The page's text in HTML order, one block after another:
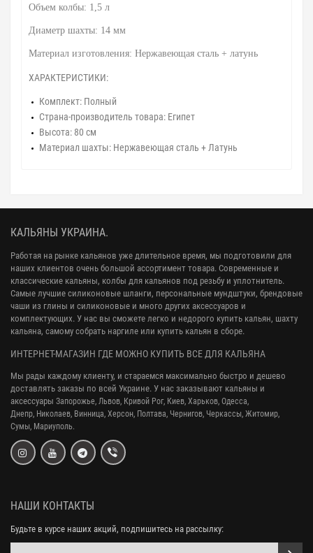
Объем колбы: 1,5 л
Диаметр шахты: 14 мм
Материал изготовления: Нержавеющая сталь + латунь
ХАРАКТЕРИСТИКИ:
Комплект: Полный
Страна-производитель товара: Египет
Высота: 80 см
Материал шахты: Нержавеющая сталь + Латунь
КАЛЬЯНЫ УКРАИНА.
Работая на рынке кальянов уже длительное время, мы подготовили для
наших клиентов очень большой ассортимент товара. Современные и
классические кальяны, колбы для кальянов под резьбу и уплотнитель.
Самые лучшие силиконовые шланги, персональные мундштуки, брендовые
чаши из глины и силиконовые и много других аксессуаров и
комплектующих. У нас вы сможете легко и недорого купить кальян, шахту
кальяна, самому собрать наргиле или купить кальян в сборе.
ИНТЕРНЕТ-МАГАЗИН ГДЕ МОЖНО КУПИТЬ ВСЕ ДЛЯ КАЛЬЯНА
Мы рады каждому клиенту, и стараемся максимально быстро и дешево
доставлять заказы по всей Украине. У нас заказывают кальяны и
аксессуары Запорожье, Львов, Кривой Рог, Киев, Харьков, Одесса,
Днепр, Николаев, Винница, Херсон, Полтава, Чернигов, Черкассы, Житомир,
Сумы, Мариуполь.
НАШИ КОНТАКТЫ
Будьте в курсе наших акций, подпишитесь на рассылку: